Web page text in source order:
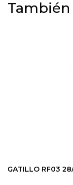
GATILLO RF03